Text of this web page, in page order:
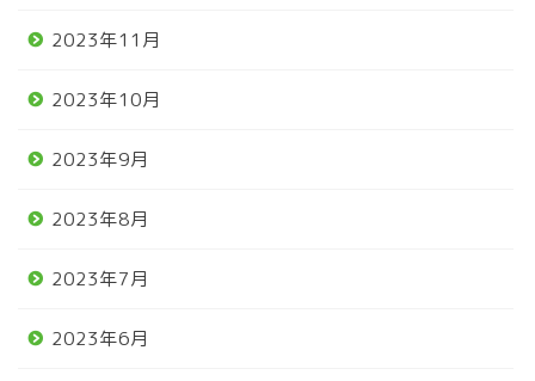
2023年11月
2023年10月
2023年9月
2023年8月
2023年7月
2023年6月